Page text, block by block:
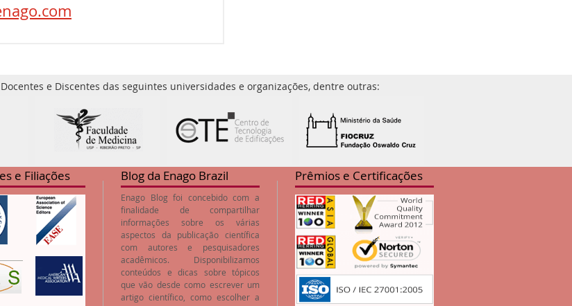
e Discentes das seguintes universidades e organizações, dentre outras:
e Filiações Blog da Enago Brazil
Enago Blog foi concebido com a
finalidade de compartilhar
informações sobre os várias
aspectos da publicação científica
com autores e pesquisadores
acadêmicos. Disponibilizamos
conteúdos e dicas sobre tópicos
que vão desde como escrever um
artigo científico, como escolher a
Prêmios e Certificações